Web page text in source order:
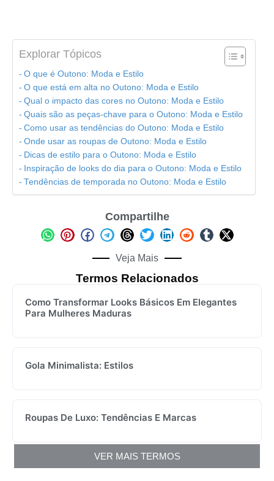
Explorar Tópicos
O que é Outono: Moda e Estilo
O que está em alta no Outono: Moda e Estilo
Qual o impacto das cores no Outono: Moda e Estilo
Quais são as peças-chave para o Outono: Moda e Estilo
Como usar as tendências do Outono: Moda e Estilo
Onde usar as roupas de Outono: Moda e Estilo
Dicas de estilo para o Outono: Moda e Estilo
Inspiração de looks do dia para o Outono: Moda e Estilo
Tendências de temporada no Outono: Moda e Estilo
Compartilhe
Veja Mais
Termos Relacionados
Como Transformar Looks Básicos Em Elegantes
Para Mulheres Maduras
Gola Minimalista: Estilos
Roupas De Luxo: Tendências E Marcas
VER MAIS TERMOS